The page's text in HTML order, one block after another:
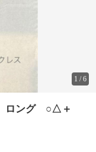
1 /6
ロング ○△＋